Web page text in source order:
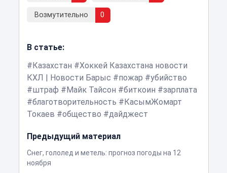
Возмутительно 0
В статье:
Казахстан
Хоккей Казахстана новости
КХЛ | Новости Барыс
пожар
убийство
штраф
Майк Тайсон биткоин
зарплата
благотворительность
КасымЖомарт
Токаев
общество дайджест
Предыдущий материал
Снег, гололед и метель: прогноз погоды на 12
ноября